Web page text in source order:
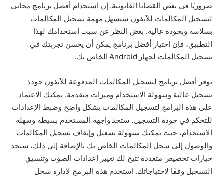
ضروريًا في بعض القضايا القانونية. إن استخدام أفضل برنامج مجاني
لتسجيل المكالمات للآيفون سيسهل مهمة تسجيل المكالمات
بسلاسة وبجودة عالية. بغض النظر عن سبب استخدامك لهذا
التطبيق، فإن اختيار أفضل برنامج يمكن أن يحسن تجربتك في
تسجيل المكالمات لجهاز Android الخاص بك.
يوفر أفضل برنامج لتسجيل المكالمات المدفوعة للآيفون جودة
تسجيل عالية وسهولة الاستخدام وميزات متقدمة. يمكنك الاعتماد
على هذه البرامج لتسجيل المكالمات بشكل واضح وضبط الإعدادات
للتحكم في جودة التسجيل. ستجد واجهة المستخدم بسيطة وسهلة
الاستخدام، حيث يمكنك بسهولة تشغيل وإيقاف تسجيل المكالمات
والوصول إلى سجل المكالمات الخاص بك بالإضافة إلى ذلك، ستجد
خيارات تخصيص متعددة تتيح لك تغيير إعدادات الصوت وتنسيق
التسجيل وفقًا لاحتياجاتك. استخدم هذه البرامج لإدارة سجل